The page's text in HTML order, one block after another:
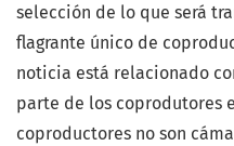
selección de lo que será
flagrante único de
noticia está relacionado
parte de los coprodutores
coproductores no son